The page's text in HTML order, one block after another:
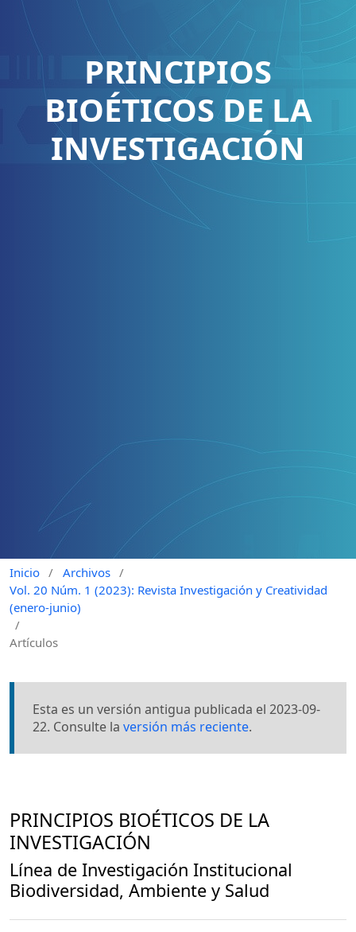
PRINCIPIOS
BIOÉTICOS DE LA
INVESTIGACIÓN
Inicio / Archivos /
Vol. 20 Núm. 1 (2023): Revista Investigación y Creatividad
(enero-junio)
/
Artículos
Esta es un versión antigua publicada el 2023-09-
22. Consulte la versión más reciente.
PRINCIPIOS BIOÉTICOS DE LA
INVESTIGACIÓN
Línea de Investigación Institucional
Biodiversidad, Ambiente y Salud